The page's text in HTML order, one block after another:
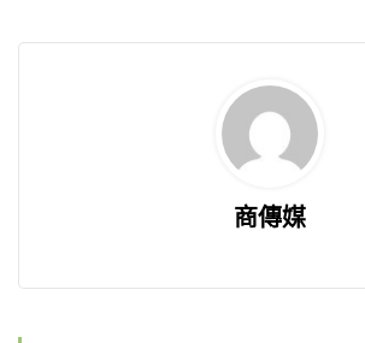
商傳媒